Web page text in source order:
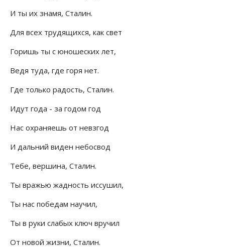
И ты их знамя, Сталин.
Для всех трудящихся, как свет
Горишь ты с юношеских лет,
Ведя туда, где горя нет.
Где только радость, Сталин.
Идут года - за годом год
Нас охраняешь от невзгод
И дальний виден небосвод
Тебе, вершина, Сталин.
Ты вражью жадность иссушил,
Ты нас победам научил,
Ты в руки слабых ключ вручил
От новой жизни, Сталин.